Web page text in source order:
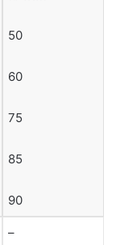
50
60
75
85
90
–